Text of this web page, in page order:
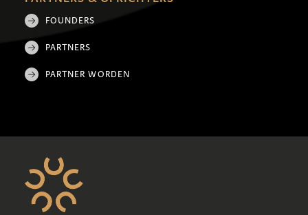
FOUNDERS
PARTNERS
PARTNER WORDEN